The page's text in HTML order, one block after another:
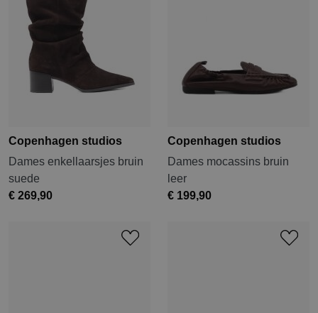
Copenhagen studios
Dames enkellaarsjes bruin
suede
€ 269,90
Copenhagen studios
Dames mocassins bruin
leer
€ 199,90